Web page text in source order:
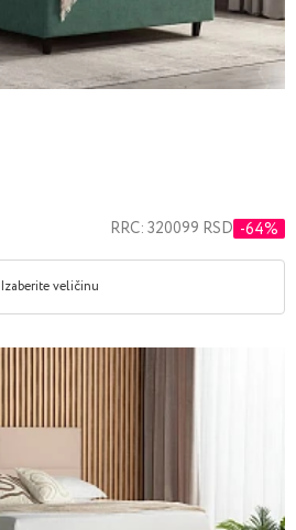
RRC: 320099 RSD -64%
Izaberite veličinu